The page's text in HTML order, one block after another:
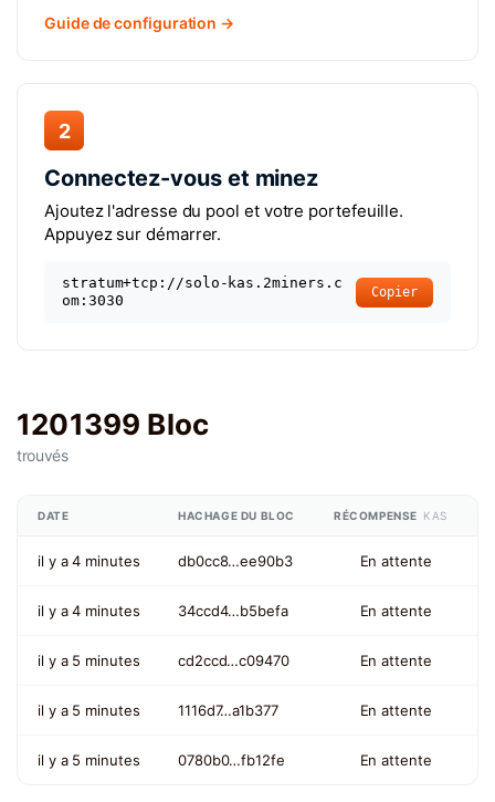
Guide de configuration →
2
Connectez-vous et minez
Ajoutez l'adresse du pool et votre portefeuille.
Appuyez sur démarrer.
stratum+tcp://solo-kas.2miners.c
om:3030
Copier
1201399 Bloc
trouvés
DATE HACHAGE DU BLOC RÉCOMPENSE KAS
il y a 4 minutes db0cc8…ee90b3 En attente
il y a 4 minutes 34ccd4…b5befa En attente
il y a 5 minutes cd2ccd…c09470 En attente
il y a 5 minutes 1116d7…a1b377 En attente
il y a 5 minutes 0780b0…fb12fe En attente